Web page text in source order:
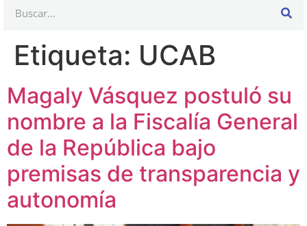
Etiqueta: UCAB
Magaly Vásquez postuló su
nombre a la Fiscalía General
de la República bajo
premisas de transparencia y
autonomía